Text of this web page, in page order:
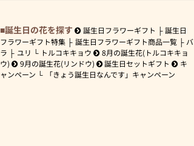
誕生日の花を探す 誕生日フラワーギフト
誕生日
フラワーギフト特集
誕生日フラワーギフト商品一覧
バ
ラ
ユリ トルコキキョウ
8月の誕生花(トルコキキョ
ウ)
9月の誕生花(リンドウ) 誕生日セットギフト
キ
ャンペーン
「きょう誕生日なんです」キャンペーン